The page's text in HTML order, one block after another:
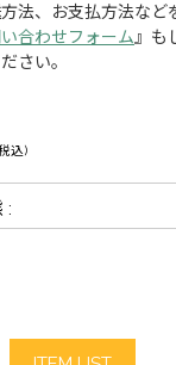
法、お支払方法など
合わせフォーム 』も
さい。
込)
: